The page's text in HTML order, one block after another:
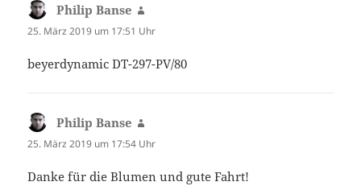
Philip Banse
25. März 2019 um 17:51 Uhr
beyerdynamic DT-297-PV/80
Philip Banse
25. März 2019 um 17:54 Uhr
Danke für die Blumen und gute Fahrt!